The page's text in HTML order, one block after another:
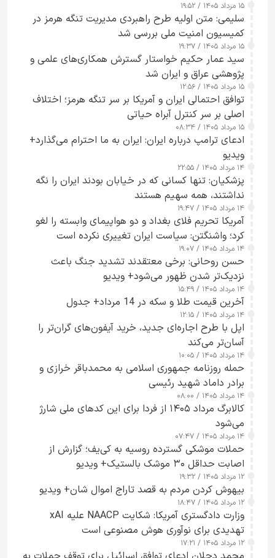
۱۵ مرداد ۱۴۰۵ / ۱۹:۵۲
سلیمی: متن اولیه طرح راهبردی مدیریت تنگه هرمز در
کمیسیون امنیت ملی بررسی شد
۱۵ مرداد ۱۴۰۵ / ۱۹:۳۷
سید عمار حکیم خواستار گسترش همکاری‌های علمی و
پژوهشی عراق و ایران شد
۱۵ مرداد ۱۴۰۵ / ۱۲:۵۶
توافق احتمالی ایران و آمریکا بر سر تنگه هرمز؛ اختلاف
اصلی بر سر کنترل آبراه حیاتی
۱۵ مرداد ۱۴۰۵ / ۰۸:۳۴
ادعای ترامپ درباره ایران: ایران به ما احترام می‌گذارد+
ویدیو
۱۴ مرداد ۱۴۰۵ / ۲۲:۵۵
پزشکیان: تنها کسانی که در خیابان بودند ایران را نگه
نداشتند، همه سهیم هستند
۱۴ مرداد ۱۴۰۵ / ۱۹:۴۷
آمریکا تحریم فلای بغداد و دو هواپیمای وابسته را لغو
کرد؛ واشنگتن: سیاست ایران تغییری نکرده است
۱۴ مرداد ۱۴۰۵ / ۱۹:۰۷
حسن روحانی: برخی معتقدند تشدید جنگ باعث
نزدیک‌تر شدن ظهور می‌شود+ ویدیو
۱۴ مرداد ۱۴۰۵ / ۱۵:۴۹
آخرین قیمت طلا و سکه در 14 مرداد+ جدول
۱۴ مرداد ۱۴۰۵ / ۱۲:۱۵
اپل با طرح اجاره‌ای جدید، خرید آیفون‌های گران‌تر را
آسان‌تر می‌کند
۱۴ مرداد ۱۴۰۵ / ۱۰:۰۵
حمله روزنامه جمهوری اسلامی به محمدباقر خرازی و
برادر داماد شهید رئیسی
۱۴ مرداد ۱۴۰۵ / ۰۸:۰۰
کالابرگ مرداد ۱۴۰۵ از فردا برای این کدهای ملی شارژ
می‌شود
۱۴ مرداد ۱۴۰۵ / ۰۷:۴۷
حملات موشکی گسترده روسیه به کی‌یف؛ گزارش از
اصابت حداقل ۳۰ موشک بالستیک+ ویدیو
۱۲ مرداد ۱۴۰۵ / ۱۹:۳۲
بیهوش کردن مردم به قصد تاراج اموال شان+ ویدیو
۱۲ مرداد ۱۴۰۵ / ۱۸:۴۷
وزارت دادگستری آمریکا: شکایت NAACP علیه xAI
تهدیدی برای نوآوری هوش مصنوعی است
۱۲ مرداد ۱۴۰۵ / ۱۷:۲۱